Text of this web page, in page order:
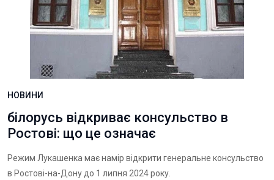
НОВИНИ
білорусь відкриває консульство в
Ростові: що це означає
Режим Лукашенка має намір відкрити генеральне консульство
в Ростові-на-Дону до 1 липня 2024 року.